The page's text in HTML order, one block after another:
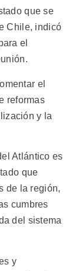
que se
Chile, indicó
el
el
reformas
y la
Atlántico es
que
de la región,
cumbres
del sistema
y